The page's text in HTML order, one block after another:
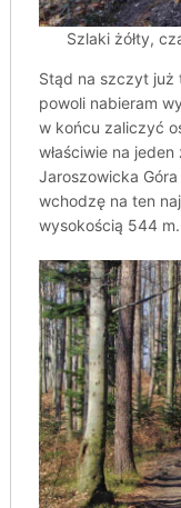
Szlaki żółty,
Stąd na szczyt już
powoli nabieram
w końcu zaliczyć
właściwie na
Jaroszowicka
wchodzę na ten
wysokością 544